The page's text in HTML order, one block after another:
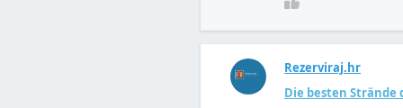
Rezerviraj.hr
Die besten Strände